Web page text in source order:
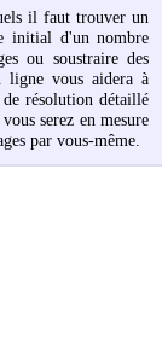
il faut trouver un
initial d'un nombre
ou soustraire des
ligne vous aidera à
résolution détaillé
serez en mesure
par vous-même.